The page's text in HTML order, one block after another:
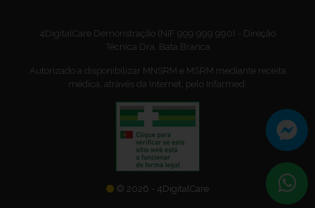
4DigitalCare Demonstração (NIF 999 999 990) - Direção
Técnica Dra. Bata Branca
Autorizado a disponibilizar MNSRM e MSRM mediante receita
médica, através da Internet, pelo Infarmed.
© 2026 - 4DigitalCare